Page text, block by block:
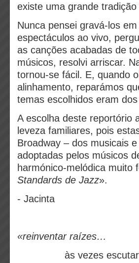
existe uma grande tradição
Nunca pensei gravá-los
espectáculos ao vivo,
as canções acabadas de
músicos, resolvi arriscar.
tornou-se fácil. E, quando
alinhamento, reparámos
temas escolhidos eram
A escolha deste reportório
leveza familiares, pois
Broadway – dos musicais
adoptadas pelos músicos
harmónico-melódica muito
Standards de Jazz».
- Jacinta
«reinventar raízes…
às vezes escutar